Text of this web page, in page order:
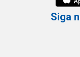
Siga